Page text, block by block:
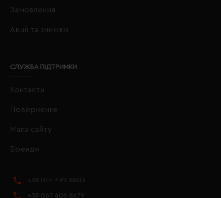
Замовлення
Акції та знижки
СЛУЖБА ПІДТРИМКИ
Контакти
Повернення
Мапа сайту
Бренди
+38 044 492 8603
+38 067 406 8679